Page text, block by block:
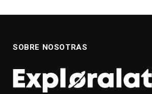
SOBRE NOSOTRAS